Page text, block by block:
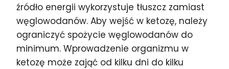
źródło energii wykorzystuje tłuszcz zamiast
węglowodanów. Aby wejść w ketozę, należy
ograniczyć spożycie węglowodanów do
minimum. Wprowadzenie organizmu w
ketozę może zająć od kilku dni do kilku